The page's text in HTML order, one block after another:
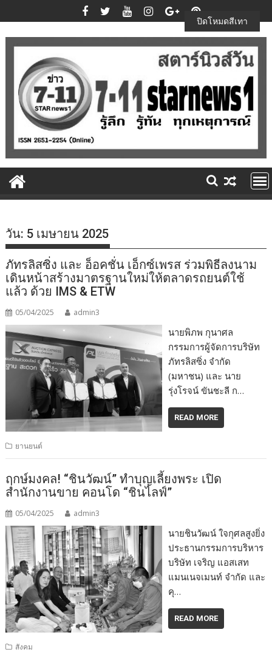
to
content
วัน: 5 เมษายน 2025
ภัทรลิสซิ่ง และ อ็อคชั่น เอ็กซ์เพรส ร่วมพิธีลงนาม
เดินหน้าสร้างมาตรฐานใหม่ให้ตลาดรถยนต์ใช้
แล้ว ด้วย IMS & ETW
05/04/2025 admin3
นายพิภพ กุนาศล
กรรมการผู้จัดการบริษัท
ภัทรลิสซิ่ง จำกัด
(มหาชน) และ นาย
รุ่งโรจน์ ขันชะลี ก…
READ MORE
ยานยนต์
ฤกษ์มงคล! “ชินวัฒน์” ทำบุญเลี้ยงพระ เปิด
สำนักงานขาย คอนโด “ชินไลฟ์”
05/04/2025 admin3
นายชินวัฒน์ ใจกุศลสูงยิ่ง
ประธานกรรมการบริหาร
บริษัท เจริญ แอสเสท
แมนเนจเมนท์ จำกัด และ
คุ…
READ MORE
สังคม
ปิดโหมดสีเทา